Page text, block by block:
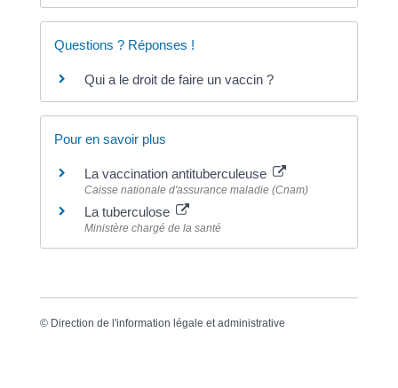
Questions ? Réponses !
Qui a le droit de faire un vaccin ?
Pour en savoir plus
La vaccination antituberculeuse
Caisse nationale d'assurance maladie (Cnam)
La tuberculose
Ministère chargé de la santé
© Direction de l'information légale et administrative